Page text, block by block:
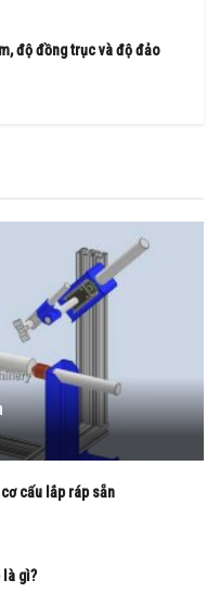
độ đồng trục và độ đảo
cấu lắp ráp sẵn
là gì?